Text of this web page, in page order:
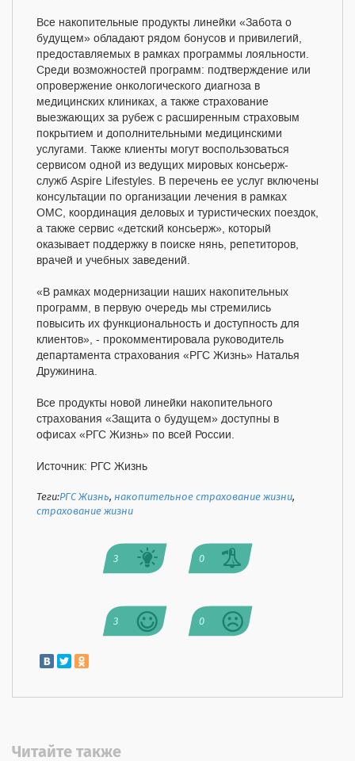
Все накопительные продукты линейки «Забота о
будущем» обладают рядом бонусов и привилегий,
предоставляемых в рамках программы лояльности.
Среди возможностей программ: подтверждение или
опровержение онкологического диагноза в
медицинских клиниках, а также страхование
выезжающих за рубеж с расширенным страховым
покрытием и дополнительными медицинскими
услугами. Также клиенты могут воспользоваться
сервисом одной из ведущих мировых консьерж-
служб Aspire Lifestyles. В перечень ее услуг включены
консультации по организации лечения в рамках
ОМС, координация деловых и туристических поездок,
а также сервис «детский консьерж», который
оказывает поддержку в поиске нянь, репетиторов,
врачей и учебных заведений.
«В рамках модернизации наших накопительных
программ, в первую очередь мы стремились
повысить их функциональность и доступность для
клиентов», - прокомментировала руководитель
департамента страхования «РГС Жизнь» Наталья
Дружинина.
Все продукты новой линейки накопительного
страхования «Защита о будущем» доступны в
офисах «РГС Жизнь» по всей России.
Источник: РГС Жизнь
Теги:РГС Жизнь,накопительное страхование жизни,
страхование жизни
3 0
3 0
Читайте также